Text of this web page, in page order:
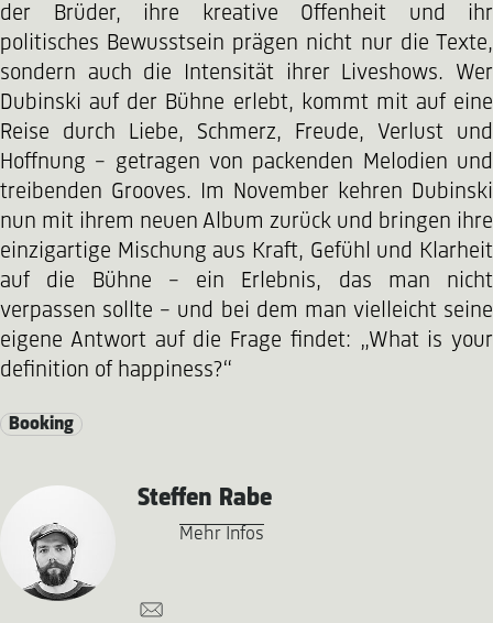
der Brüder, ihre kreative Offenheit und ihr
politisches Bewusstsein prägen nicht nur die Texte,
sondern auch die Intensität ihrer Liveshows. Wer
Dubinski auf der Bühne erlebt, kommt mit auf eine
Reise durch Liebe, Schmerz, Freude, Verlust und
Hoffnung – getragen von packenden Melodien und
treibenden Grooves. Im November kehren Dubinski
nun mit ihrem neuen Album zurück und bringen ihre
einzigartige Mischung aus Kraft, Gefühl und Klarheit
auf die Bühne – ein Erlebnis, das man nicht
verpassen sollte – und bei dem man vielleicht seine
eigene Antwort auf die Frage findet: „What is your
definition of happiness?“
Booking
Steffen Rabe
Mehr Infos